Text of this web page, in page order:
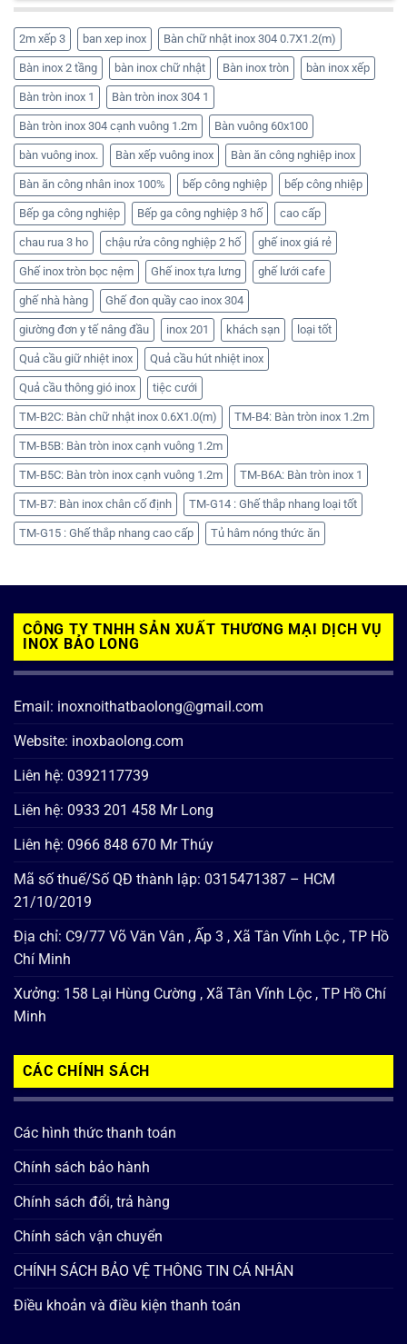
2m xếp 3 ban xep inox Bàn chữ nhật inox 304 0.7X1.2(m)
Bàn inox 2 tầng bàn inox chữ nhật Bàn inox tròn bàn inox xếp
Bàn tròn inox 1 Bàn tròn inox 304 1
Bàn tròn inox 304 cạnh vuông 1.2m Bàn vuông 60x100
bàn vuông inox. Bàn xếp vuông inox Bàn ăn công nghiệp inox
Bàn ăn công nhân inox 100% bếp công nghiệp bếp công nhiệp
Bếp ga công nghiệp Bếp ga công nghiệp 3 hố cao cấp
chau rua 3 ho chậu rửa công nghiệp 2 hố ghế inox giá rẻ
Ghế inox tròn bọc nệm Ghế inox tựa lưng ghế lưới cafe
ghế nhà hàng Ghế đon quầy cao inox 304
giường đơn y tế nâng đầu inox 201 khách sạn loại tốt
Quả cầu giữ nhiệt inox Quả cầu hút nhiệt inox
Quả cầu thông gió inox tiệc cưới
TM-B2C: Bàn chữ nhật inox 0.6X1.0(m) TM-B4: Bàn tròn inox 1.2m
TM-B5B: Bàn tròn inox cạnh vuông 1.2m
TM-B5C: Bàn tròn inox cạnh vuông 1.2m TM-B6A: Bàn tròn inox 1
TM-B7: Bàn inox chân cố định TM-G14 : Ghế thắp nhang loại tốt
TM-G15 : Ghế thắp nhang cao cấp Tủ hâm nóng thức ăn
CÔNG TY TNHH SẢN XUẤT THƯƠNG MẠI DỊCH VỤ
INOX BẢO LONG
Email: inoxnoithatbaolong@gmail.com
Website: inoxbaolong.com
Liên hệ: 0392117739
Liên hệ: 0933 201 458 Mr Long
Liên hệ: 0966 848 670 Mr Thúy
Mã số thuế/Số QĐ thành lập: 0315471387 – HCM
21/10/2019
Địa chỉ: C9/77 Võ Văn Vân , Ấp 3 , Xã Tân Vĩnh Lộc , TP Hồ
Chí Minh
Xưởng: 158 Lại Hùng Cường , Xã Tân Vĩnh Lộc , TP Hồ Chí
Minh
CÁC CHÍNH SÁCH
Các hình thức thanh toán
Chính sách bảo hành
Chính sách đổi, trả hàng
Chính sách vận chuyển
CHÍNH SÁCH BẢO VỆ THÔNG TIN CÁ NHÂN
Điều khoản và điều kiện thanh toán